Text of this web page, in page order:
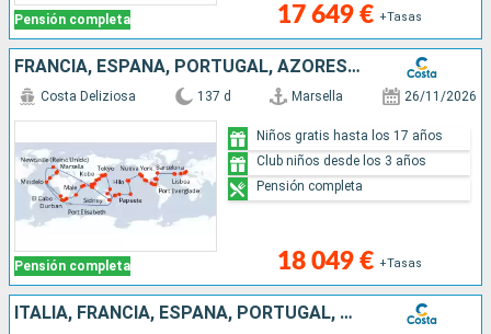
Pensión completa 17 649 € +Tasas
FRANCIA, ESPAÑA, PORTUGAL, AZORES, ESTADOS UNIDOS, FLORIDA (USA), MÉJICO, ESTADOS UNITOS, HAWÁI, POLINESIA, FIJI, AUSTRALIA, JAPÓN, COREA DEL SUR, SUDÁFRICA
Pensión completa
Costa Deliziosa 137 d Marsella 26/11/2026
18 049 € +Tasas
Niños gratis hasta los 17 años
Club niños desde los 3 años
Pensión completa
ITALIA, FRANCIA, ESPAÑA, PORTUGAL, AZORES, ESTADOS UNIDOS, FLORIDA (USA), MÉJICO, ESTADOS UNITOS, HAWÁI, POLINESIA, FIJI, AUSTRALIA, JAPÓN, SUDÁFRICA